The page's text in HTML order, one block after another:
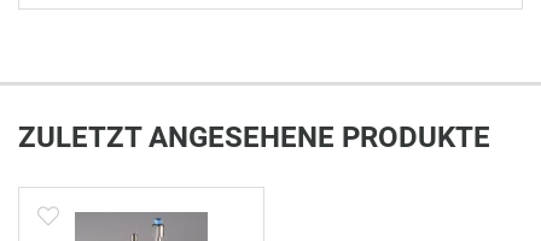
ZULETZT ANGESEHENE PRODUKTE